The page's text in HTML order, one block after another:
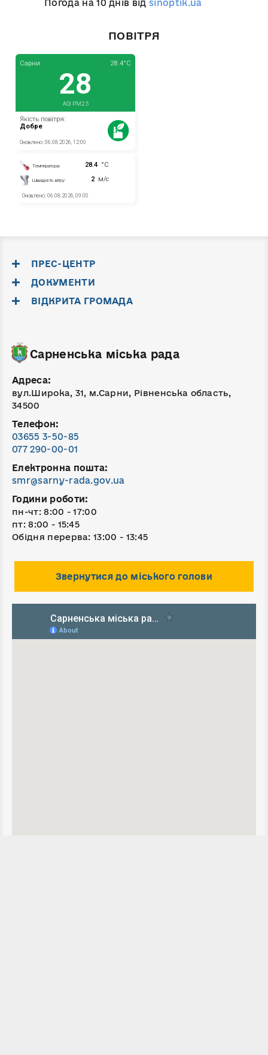
Погода на 10 днів відsinoptik.ua
ПОВІТРЯ
ПРЕС-ЦЕНТР
ДОКУМЕНТИ
ВІДКРИТА ГРОМАДА
Сарненська міська рада
Адреса:
вул.Широка, 31, м.Сарни, Рівненська область,
34500
Телефон:
03655 3-50-85
077 290-00-01
Електронна пошта:
smr@sarny-rada.gov.ua
Години роботи:
пн-чт: 8:00 - 17:00
пт: 8:00 - 15:45
Обідня перерва: 13:00 - 13:45
Звернутися до міського голови